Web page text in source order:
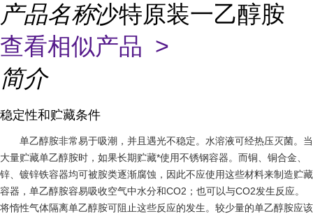
产品名称沙特原装一乙醇胺
查看相似产品 >
简介
稳定性和贮藏条件
单乙醇胺非常易于吸潮，并且遇光不稳定。水溶液可经热压灭菌。当
大量贮藏单乙醇胺时，如果长期贮藏*使用不锈钢容器。而铜、铜合金、
锌、镀锌铁容器均可被胺类逐渐腐蚀，因此不应使用这些材料来制造贮藏
容器，单乙醇胺容易吸收空气中水分和CO2；也可以与CO2发生反应。
将惰性气体隔离单乙醇胺可阻止这些反应的发生。较少量的单乙醇胺应该